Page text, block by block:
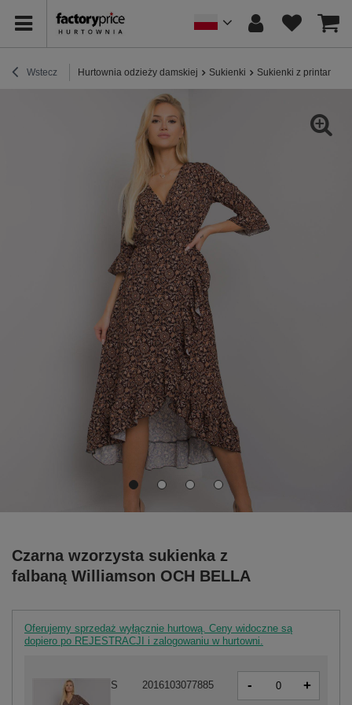
Wstecz Hurtownia odzieży damskiej Sukienki Sukienki z printami
Czarna wzorzysta sukienka z
falbaną Williamson OCH BELLA
Oferujemy sprzedaż wyłącznie hurtową. Ceny widoczne są
dopiero po REJESTRACJI i zalogowaniu w hurtowni.
S 2016103077885 - +